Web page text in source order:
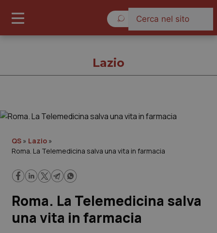
Cronache
Lavoro e Professioni
Lazio
QS » Lazio »
Roma. La Telemedicina salva una vita in farmacia
Roma. La Telemedicina salva
una vita in farmacia